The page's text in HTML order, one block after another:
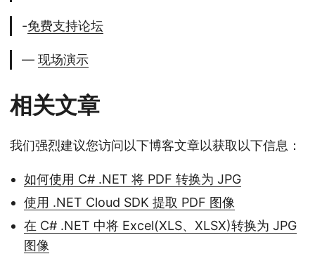
-免费支持论坛
— 现场演示
相关文章
我们强烈建议您访问以下博客文章以获取以下信息：
如何使用 C# .NET 将 PDF 转换为 JPG
使用 .NET Cloud SDK 提取 PDF 图像
在 C# .NET 中将 Excel(XLS、XLSX)转换为 JPG
图像